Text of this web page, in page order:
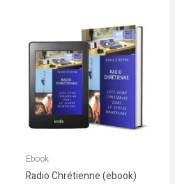
Ebook
Radio Chrétienne (ebook)